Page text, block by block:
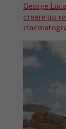
George
creare un